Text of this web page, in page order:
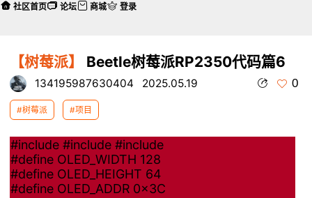
【树莓派】 Beetle树莓派RP2350代码篇6
134195987630404 2025.05.19 0
#树莓派 #项目
#include#include#include
#define OLED_WIDTH 128
#define OLED_HEIGHT 64
#define OLED_ADDR 0x3C
社区首页 论坛 商城 登录